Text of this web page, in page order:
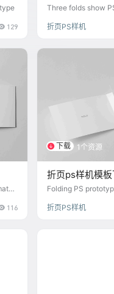
129
Three folds show
折页PS样机
116
下载 1个资源
折页ps样机模
Folding PS
折页PS样机